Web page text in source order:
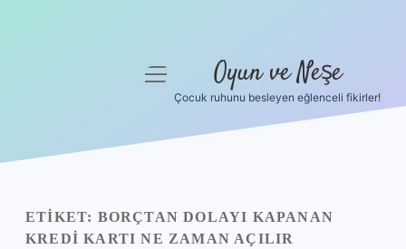
Yasal Uyarı
menüyü
Oyun ve Neşe
Çocuk ruhunu besleyen eğlenceli fikirler!
ETIKET: BORÇTAN DOLAYI KAPANAN
KREDI KARTI NE ZAMAN AÇILIR